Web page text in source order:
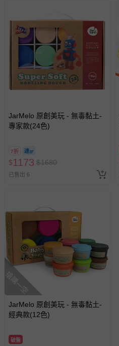
JarMelo 原創美玩 - 無毒黏土-
專家款(24色)
7折
$1173 $1680
已售出 6
搶購一空
JarMelo 原創美玩 - 無毒黏土-
經典款(12色)
破盤